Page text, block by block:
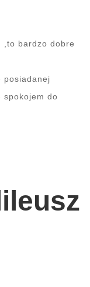
,to bardzo dobre
posiadanej
spokojem do